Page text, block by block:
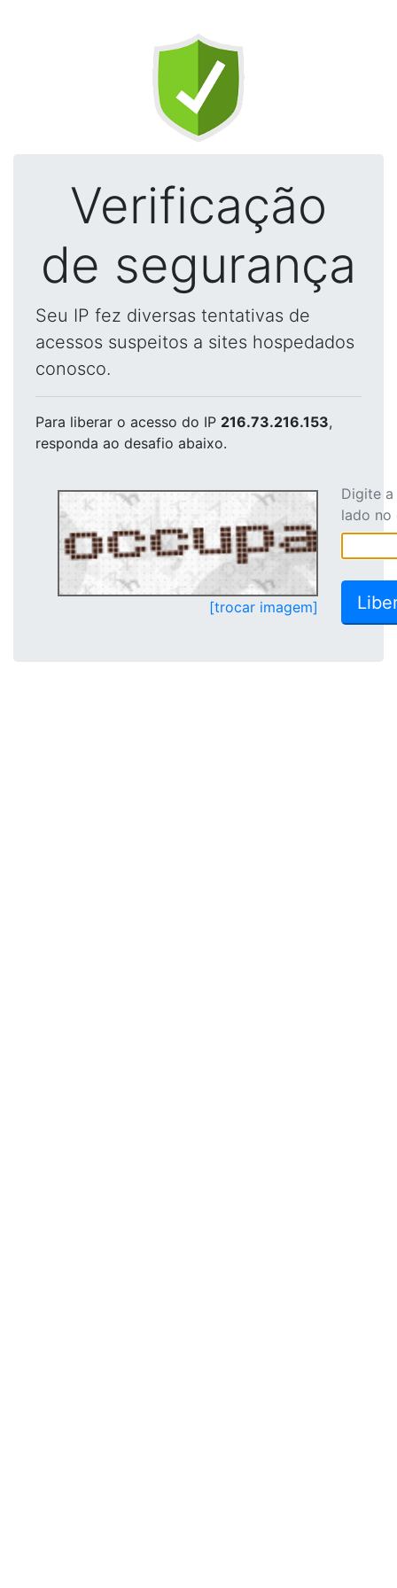
Verificação
de segurança
Seu IP fez diversas tentativas de
acessos suspeitos a sites hospedados
conosco.
Para liberar o acesso do IP 216.73.216.153,
responda ao desafio abaixo.
[trocar imagem]
Digite
lado no